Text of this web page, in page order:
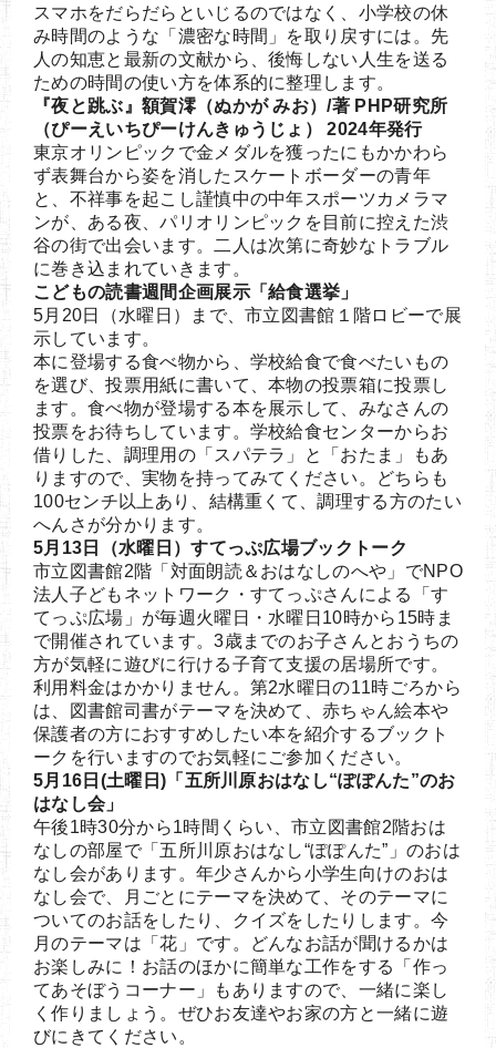
スマホをだらだらといじるのではなく、小学校の休
み時間のような「濃密な時間」を取り戻すには。先
人の知恵と最新の文献から、後悔しない人生を送る
ための時間の使い方を体系的に整理します。
『夜と跳ぶ』額賀澪（ぬかが みお）/著 PHP研究所
（ぴーえいちぴーけんきゅうじょ） 2024年発行
東京オリンピックで金メダルを獲ったにもかかわら
ず表舞台から姿を消したスケートボーダーの青年
と、不祥事を起こし謹慎中の中年スポーツカメラマ
ンが、ある夜、パリオリンピックを目前に控えた渋
谷の街で出会います。二人は次第に奇妙なトラブル
に巻き込まれていきます。
こどもの読書週間企画展示「給食選挙」
5月20日（水曜日）まで、市立図書館１階ロビーで展
示しています。
本に登場する食べ物から、学校給食で食べたいもの
を選び、投票用紙に書いて、本物の投票箱に投票し
ます。食べ物が登場する本を展示して、みなさんの
投票をお待ちしています。学校給食センターからお
借りした、調理用の「スパテラ」と「おたま」もあ
りますので、実物を持ってみてください。どちらも
100センチ以上あり、結構重くて、調理する方のたい
へんさが分かります。
5月13日（水曜日）すてっぷ広場ブックトーク
市立図書館2階「対面朗読＆おはなしのへや」でNPO
法人子どもネットワーク・すてっぷさんによる「す
てっぷ広場」が毎週火曜日・水曜日10時から15時ま
で開催されています。3歳までのお子さんとおうちの
方が気軽に遊びに行ける子育て支援の居場所です。
利用料金はかかりません。第2水曜日の11時ごろから
は、図書館司書がテーマを決めて、赤ちゃん絵本や
保護者の方におすすめしたい本を紹介するブックト
ークを行いますのでお気軽にご参加ください。
5月16日(土曜日)「五所川原おはなし“ぽぽんた”のお
はなし会」
午後1時30分から1時間くらい、市立図書館2階おは
なしの部屋で「五所川原おはなし“ぽぽんた”」のおは
なし会があります。年少さんから小学生向けのおは
なし会で、月ごとにテーマを決めて、そのテーマに
ついてのお話をしたり、クイズをしたりします。今
月のテーマは「花」です。どんなお話が聞けるかは
お楽しみに！お話のほかに簡単な工作をする「作っ
てあそぼうコーナー」もありますので、一緒に楽し
く作りましょう。ぜひお友達やお家の方と一緒に遊
びにきてください。